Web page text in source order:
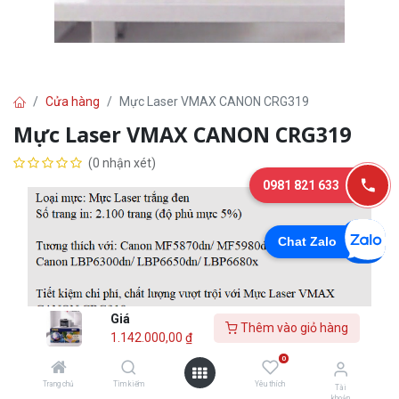
Giá
1.142.000,00 ₫
Thêm vào giỏ hàng
Trang chủ Tìm kiếm
0
Yêu thích
Tài
Cửa hàng Mực Laser VMAX CANON CRG319
Mực Laser VMAX CANON CRG319
(0 nhận xét)
1.142.000,00₫
Chat Zalo
0981 821 633